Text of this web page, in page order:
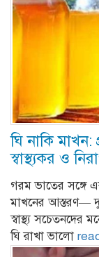
ঘি নাকি মাখন:
স্বাস্থ্যকর ও
গরম ভাতের সঙ্গে
মাখনের আস্তরণ—
স্বাস্থ্য সচেতনদের
ঘি রাখা ভালো